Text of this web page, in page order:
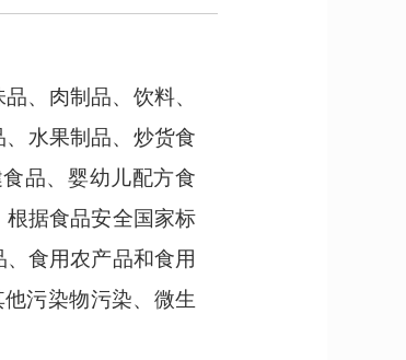
、肉制品、饮料、
水果制品、炒货食
品、婴幼儿配方食
根据食品安全国家标
、 食用农产品和食用
他污染物污染、 微生